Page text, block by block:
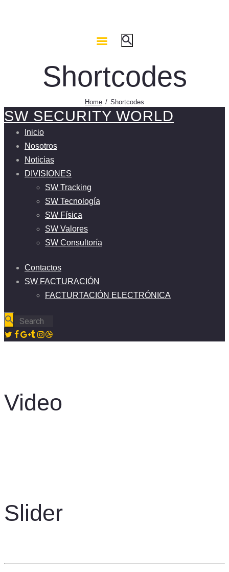
Shortcodes
Home Shortcodes
SW SECURITY WORLD
Inicio
Nosotros
Noticias
DIVISIONES
SW Tracking
SW Tecnología
SW Física
SW Valores
SW Consultoría
Contactos
SW FACTURACIÓN
FACTURTACIÓN ELECTRÓNICA
Video
Slider